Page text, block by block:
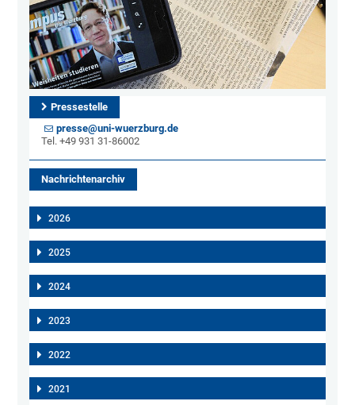
Pressestelle
presse@uni-wuerzburg.de
Tel. +49 931 31-86002
Nachrichtenarchiv
2026
2025
2024
2023
2022
2021